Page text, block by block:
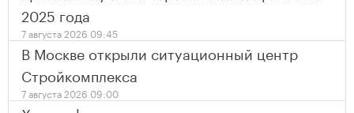
2025 года
7 августа 2026 09:45
В Москве открыли ситуационный центр
Стройкомплекса
7 августа 2026 09:00